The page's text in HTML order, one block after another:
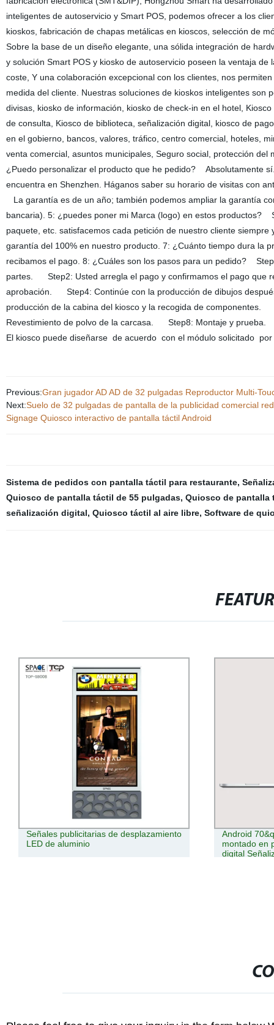
inteligentes de autoservicio y Smart POS, podemos ofrecer a los
kioskos, fabricación de chapas metálicas en kioscos, selección de
Sobre la base de un diseño elegante, una sólida integración de
y solución Smart POS y kiosko de autoservicio poseen la ventaja
coste, Y una colaboración excepcional con los clientes, nos
medida del cliente. Nuestras soluciones de kioskos inteligentes
divisas, kiosko de información, kiosko de check-in en el hotel,
de consulta, Kiosco de biblioteca, señalización digital, kiosco de
en el gobierno, bancos, valores, tráfico, centro comercial, hoteles,
venta comercial, asuntos municipales, Seguro social, protección
¿Puedo personalizar el producto que he pedido? Absolutamente
encuentra en Shenzhen. Háganos saber su horario de visitas con
La garantía es de un año; también podemos ampliar la garantía
bancaria). 5: ¿puedes poner mi Marca (logo) en estos productos?
paquete, etc. satisfacemos cada petición de nuestro cliente
garantía del 100% en nuestro producto. 7: ¿Cuánto tiempo dura la
recibamos el pago. 8: ¿Cuáles son los pasos para un pedido?
partes. Step2: Usted arregla el pago y confirmamos el pago que
aprobación. Step4: Continúe con la producción de dibujos
producción de la cabina del kiosco y la recogida de
Revestimiento de polvo de la carcasa. Step8: Montaje y
El kiosco puede diseñarse de acuerdo con el módulo solicitado
Previous:Gran jugador AD AD de 32 pulgadas Reproductor Multi-
Next:Suelo de 32 pulgadas de pantalla de la publicidad comercial
Signage Quiosco interactivo de pantalla táctil Android
Sistema de pedidos con pantalla táctil para restaurante,
Quiosco de pantalla táctil de 55 pulgadas, Quiosco de pantalla
señalización digital, Quiosco táctil al aire libre, Software de
Señales publicitarias de desplazamiento
LED de aluminio
Android
montado en
digital